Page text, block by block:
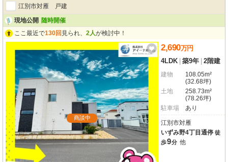
江別市対雁 戸建
現地公開 随時開催
ここ最近で130回 見られ、 2人が検討中！
商談中
2,690万円
4LDK 築9年 2階建
建物
108.05m²
(32.68坪)
土地
258.73m²
(78.26坪)
駐車場
あり
江別市対雁
いずみ野4丁目通停 徒
歩9分 他